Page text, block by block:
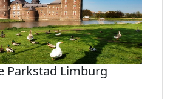
Parkstad Limburg